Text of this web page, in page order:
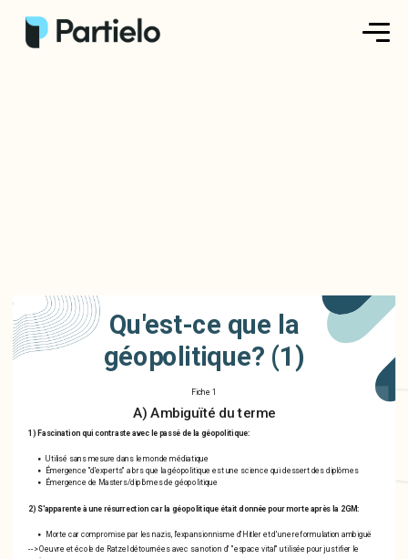
S'inscrire
Qu'est-ce que la
géopolitique? (1)
Fiche 1
A) Ambiguïté du terme
1) Fascination qui contraste avec le passé de la géopolitique:
Utilisé sans mesure dans le monde médiatique
Émergence "d'experts" alors que la géopolitique est une science qui dessert des diplômes
Émergence de Masters/diplômes de géopolitique
2) S'apparente à une résurrection car la géopolitique était donnée pour morte après la 2GM:
Morte car compromise par les nazis, l'expansionnisme d'Hitler et d'une reformulation ambiguë
--> Oeuvre et école de Ratzel détournées avec sa notion d' "espace vital" utilisée pour justifier le